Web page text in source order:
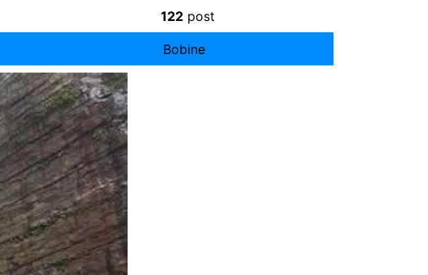
122 post
Bobine